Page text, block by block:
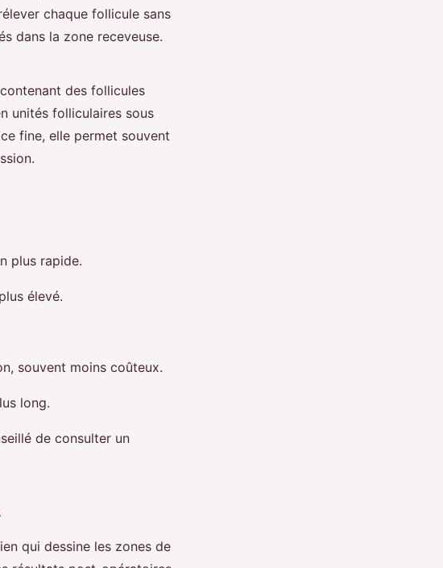
chaque follicule sans
dans la zone receveuse.
des follicules
unités folliculaires sous
fine, elle permet souvent
plus rapide.
élevé.
souvent moins coûteux.
long.
de consulter un
qui dessine les zones de